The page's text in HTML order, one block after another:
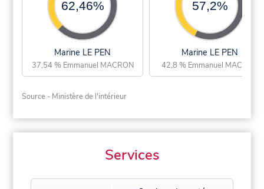
62,46%
Marine LE PEN
37,54 % Emmanuel MACRON
57,2%
Marine LE PEN
42,8 % Emmanuel MACRON
Source - Ministère de l'intérieur
Services